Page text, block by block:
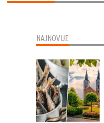
NAJNOVIJE